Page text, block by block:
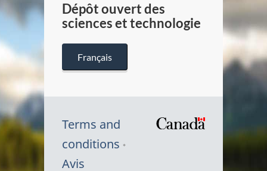
Dépôt ouvert des
sciences et technologie
Français
Terms and
conditions
Avis
Symbole